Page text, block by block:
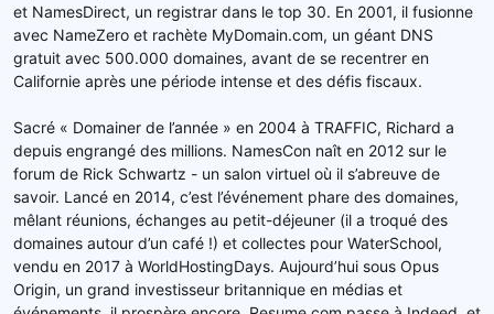
et NamesDirect, un registrar dans le top 30. En 2001, il fusionne
avec NameZero et rachète MyDomain.com, un géant DNS
gratuit avec 500.000 domaines, avant de se recentrer en
Californie après une période intense et des défis fiscaux.
Sacré « Domainer de l’année » en 2004 à TRAFFIC, Richard a
depuis engrangé des millions. NamesCon naît en 2012 sur le
forum de Rick Schwartz - un salon virtuel où il s’abreuve de
savoir. Lancé en 2014, c’est l’événement phare des domaines,
mêlant réunions, échanges au petit-déjeuner (il a troqué des
domaines autour d’un café !) et collectes pour WaterSchool,
vendu en 2017 à WorldHostingDays. Aujourd’hui sous Opus
Origin, un grand investisseur britannique en médias et